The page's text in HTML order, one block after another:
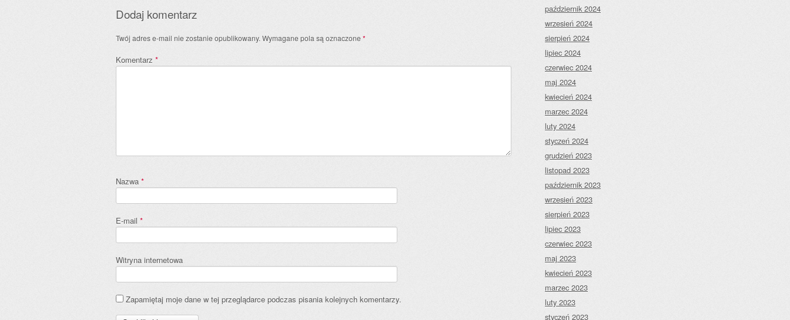
Dodaj komentarz
Twój adres e-mail nie zostanie opublikowany. Wymagane pola są oznaczone *
Komentarz *
Nazwa *
E-mail *
Witryna internetowa
Zapamiętaj moje dane w tej przeglądarce podczas pisania kolejnych komentarzy.
październik 2024
wrzesień 2024
sierpień 2024
lipiec 2024
czerwiec 2024
maj 2024
kwiecień 2024
marzec 2024
luty 2024
styczeń 2024
grudzień 2023
listopad 2023
październik 2023
wrzesień 2023
sierpień 2023
lipiec 2023
czerwiec 2023
maj 2023
kwiecień 2023
marzec 2023
luty 2023
styczeń 2023